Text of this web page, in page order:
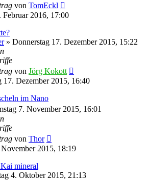
von TomEckl
Februar 2016, 17:00
» Donnerstag 17. Dezember 2015, 15:22
von Jörg Kokott
17. Dezember 2015, 16:40
im Nano
7. November 2015, 16:01
von Thor
2015, 18:19
mineral
4. Oktober 2015, 21:13